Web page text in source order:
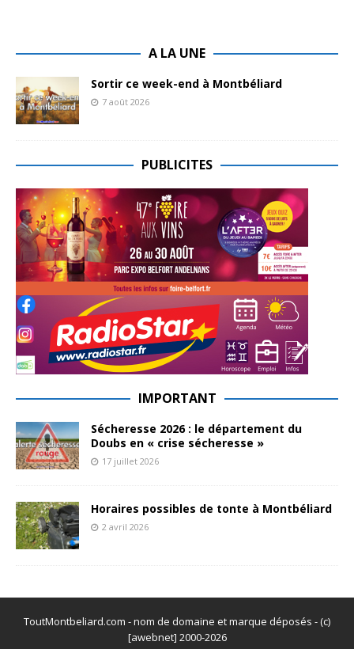
A LA UNE
Sortir ce week-end à Montbéliard
7 août 2026
PUBLICITES
IMPORTANT
Sécheresse 2026 : le département du
Doubs en « crise sécheresse »
17 juillet 2026
Horaires possibles de tonte à Montbéliard
2 avril 2026
ToutMontbeliard.com - nom de domaine et marque déposés - (c)
[awebnet] 2000-2026